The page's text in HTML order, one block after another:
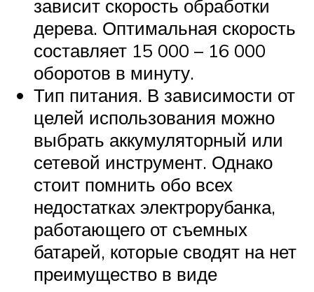
зависит скорость обработки
дерева. Оптимальная скорость
составляет 15 000 – 16 000
оборотов в минуту.
Тип питания. В зависимости от
целей использования можно
выбрать аккумуляторный или
сетевой инструмент. Однако
стоит помнить обо всех
недостатках электрорубанка,
работающего от съемных
батарей, которые сводят на нет
преимущество в виде